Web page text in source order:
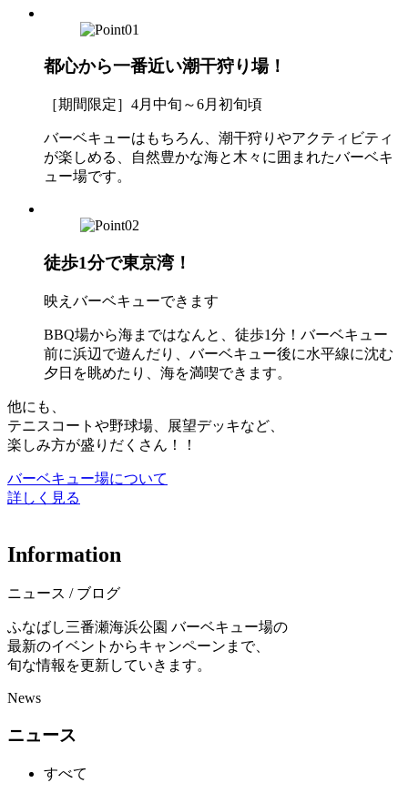
都心から一番近い潮干狩り場！
［期間限定］4月中旬～6月初旬頃
バーベキューはもちろん、潮干狩りやアクティビティ
が楽しめる、自然豊かな海と木々に囲まれたバーベキ
ュー場です。
徒歩1分で東京湾！
映えバーベキューできます
BBQ場から海まではなんと、徒歩1分！バーベキュー
前に浜辺で遊んだり、バーベキュー後に水平線に沈む
夕日を眺めたり、海を満喫できます。
他にも、
テニスコートや野球場、展望デッキなど、
楽しみ方が盛りだくさん！！
バーベキュー場について
詳しく見る
Information
ニュース / ブログ
ふなばし三番瀬海浜公園 バーベキュー場の
最新のイベントからキャンペーンまで、
旬な情報を更新していきます。
News
ニュース
すべて